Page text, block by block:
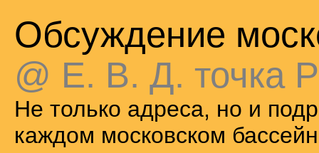
Обсуждение
@ Е. В. Д. точка
Не только адреса, но и
каждом московском